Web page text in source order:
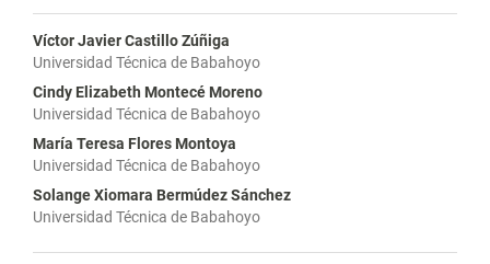
Víctor Javier Castillo Zúñiga
Universidad Técnica de Babahoyo
Cindy Elizabeth Montecé Moreno
Universidad Técnica de Babahoyo
María Teresa Flores Montoya
Universidad Técnica de Babahoyo
Solange Xiomara Bermúdez Sánchez
Universidad Técnica de Babahoyo